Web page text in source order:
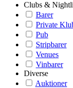
Clubs &
Barer
Private
Pub
Stripbarer
Venues
Vinbarer
Diverse
Auktioner